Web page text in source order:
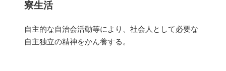
寮生活
自主的な自治会活動等により、社会人として必要な
自主独立の精神をかん養する。